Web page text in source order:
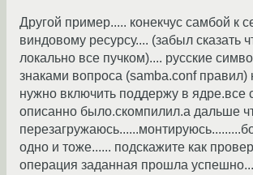
Другой пример..... конекчус самбой к
виндовому ресурсу.... (забыл сказать
локально все пучком).... русские
знаками вопроса (samba.conf правил)
нужно включить поддержу в ядре.все
описанно было.скомпилил.а дальше
одно и тоже...... подскажите как
операция заданная прошла